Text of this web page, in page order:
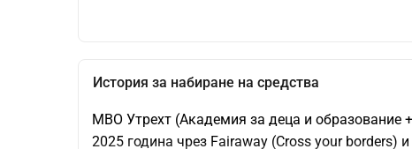
История за набиране на средства
MBO Утрехт (Академия за деца и
2025 година чрез Fairaway (Cross your borders)